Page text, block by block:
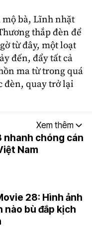
bà, Lĩnh nhặt
thắp đèn để
từ đây, một loạt
đến, đẩy tất cả
ma từ trong quá
đèn, quay trở lại
Xem thêm
nhanh chóng cán
Nam
28: Hình ảnh
nào bù đắp kịch